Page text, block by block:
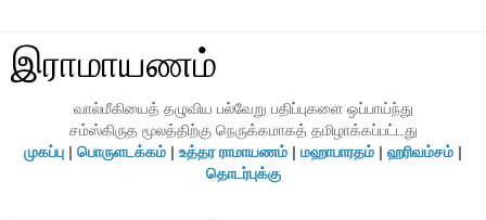
இராமாயணம்
வால்மீகியைத் தழுவிய பல்வேறு பதிப்புகளை ஒப்பாய்ந்து
சம்ஸ்கிருத மூலத்திற்கு நெருக்கமாகத் தமிழாக்கப்பட்டது
முகப்பு | பொருளடக்கம் | உத்தர ராமாயணம் | மஹாபாரதம் | ஹரிவம்சம் |
தொடர்புக்கு